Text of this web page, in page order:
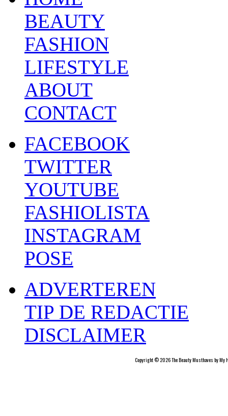
BEAUTY
FASHION
LIFESTYLE
ABOUT
CONTACT
FACEBOOK
TWITTER
YOUTUBE
FASHIOLISTA
INSTAGRAM
POSE
ADVERTEREN
TIP DE REDACTIE
DISCLAIMER
Copyright © 2026 The Beauty Musthaves by My